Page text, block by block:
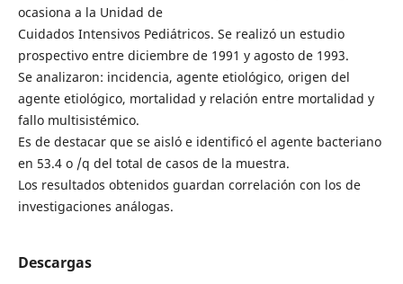
ocasiona a la Unidad de
Cuidados Intensivos Pediátricos. Se realizó un estudio
prospectivo entre diciembre de 1991 y agosto de 1993.
Se analizaron: incidencia, agente etiológico, origen del
agente etiológico, mortalidad y relación entre mortalidad y
fallo multisistémico.
Es de destacar que se aisló e identificó el agente bacteriano
en 53.4 o /q del total de casos de la muestra.
Los resultados obtenidos guardan correlación con los de
investigaciones análogas.
Descargas